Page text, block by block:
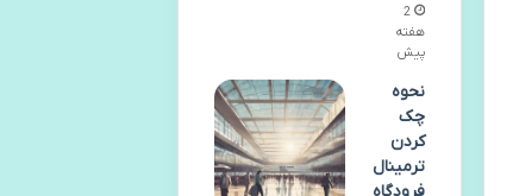
2
هفته
پیش
نحوه
چک
کردن
ترمینال